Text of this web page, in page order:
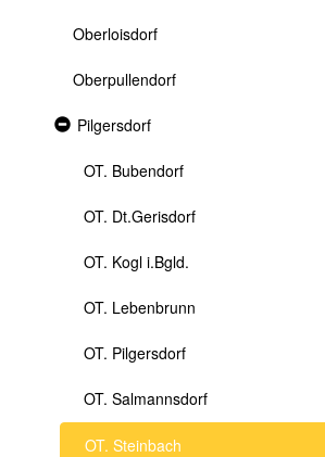
Oberloisdorf
Oberpullendorf
Expanded
section
Pilgersdorf
OT. Bubendorf
OT. Dt.Gerisdorf
OT. Kogl i.Bgld.
OT. Lebenbrunn
OT. Pilgersdorf
OT. Salmannsdorf
OT. Steinbach